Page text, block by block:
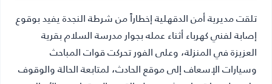
تلقت مديرية أمن الدقهلية إخطاراً من شرطة النجدة يفيد بوقوع
إصابة لفني كهرباء أثناء عمله بجوار مدرسة السلام بقرية
العزيزة في المنزلة، وعلى الفور تحركت قوات المباحث
وسيارات الإسعاف إلى موقع الحادث، لمتابعة الحالة والوقوف